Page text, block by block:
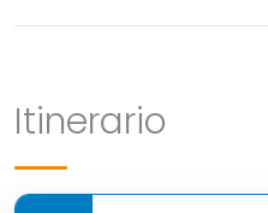
Itinerario